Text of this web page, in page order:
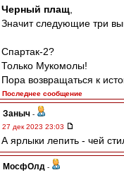
Черный плащ
Значит следующие три
Спартак-2?
Только Мукомолы!
Пора возвращаться к
Последнее сообщение
Заныч -
27 дек 2023 23:03
А ярлыки лепить - чей
МосфОлд -